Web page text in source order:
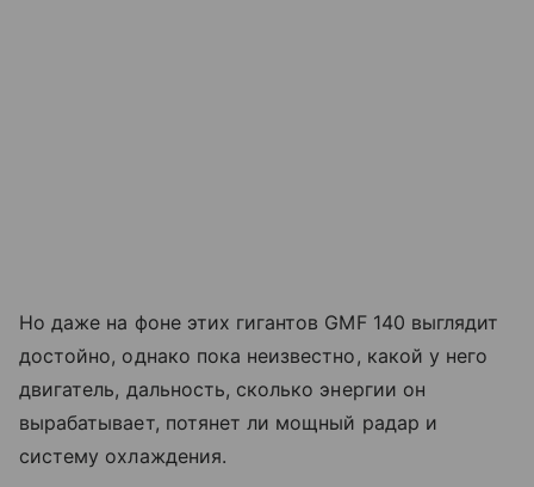
Но даже на фоне этих гигантов GMF 140 выглядит
достойно, однако пока неизвестно, какой у него
двигатель, дальность, сколько энергии он
вырабатывает, потянет ли мощный радар и
систему охлаждения.